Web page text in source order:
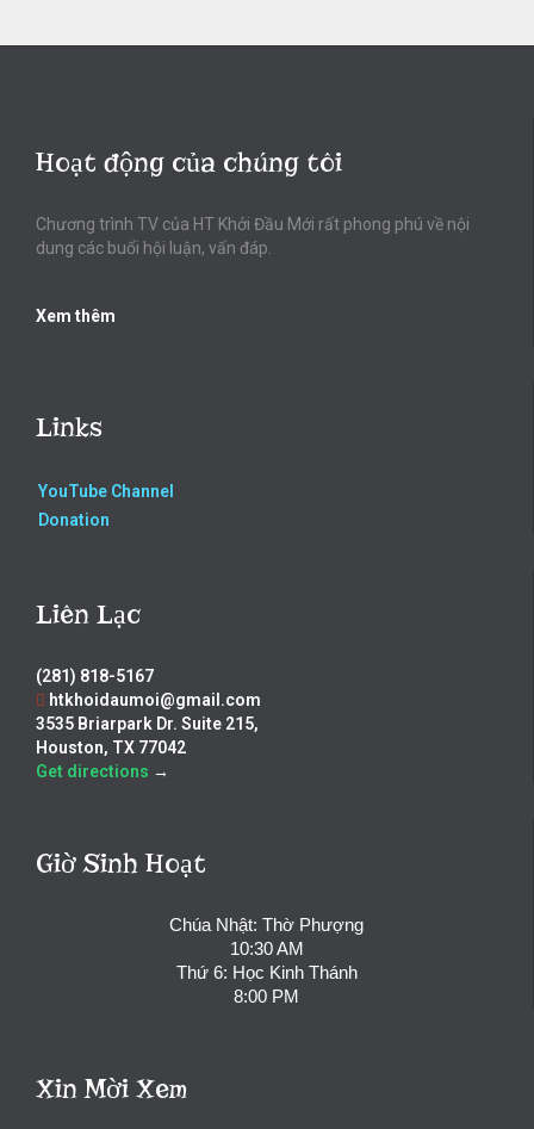
Hoạt động của chúng tôi
Chương trình TV của HT Khởi Đầu Mới rất phong phú về nội
dung các buổi hội luận, vấn đáp.
Xem thêm
Links
YouTube Channel
Donation
Liên Lạc
(281) 818-5167
htkhoidaumoi@gmail.com
3535 Briarpark Dr. Suite 215,
Houston, TX 77042
Get directions →
Giờ Sinh Hoạt
Chúa Nhật: Thờ Phượng
10:30 AM
Thứ 6: Học Kinh Thánh
8:00 PM
Xin Mời Xem